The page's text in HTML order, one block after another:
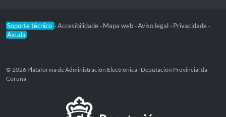
Soporte técnico -Accesibilidade - Mapa web -Aviso legal - Privacidade -
Axuda
© 2026 Plataforma de Administración Electrónica · Deputación Provincial da
Coruña